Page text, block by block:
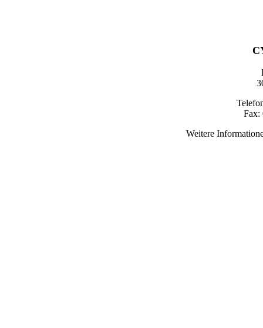
Fax:
Weitere